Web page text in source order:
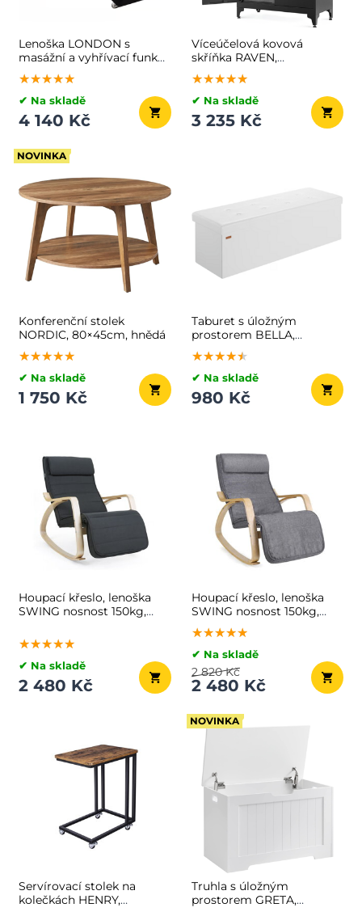
Lenoška LONDON s
masážní a vyhřívací funkcí,
186x55x89 cm, antracitová
★★★★★
★★★★★
★★★★★
✔ Na skladě
4 140 Kč
Víceúčelová kovová
skříňka RAVEN,
40x80x90cm, černá
★★★★★
★★★★★
★★★★★
✔ Na skladě
3 235 Kč
NOVINKA
Konferenční stolek
NORDIC, 80×45cm, hnědá
★★★★★
★★★★★
★★★★★
✔ Na skladě
1 750 Kč
Taburet s úložným
prostorem BELLA,
115x40x40cm, bílá
★★★★★
★★★★★
★★★★★
✔ Na skladě
980 Kč
Houpací křeslo, lenoška
SWING nosnost 150kg,
★★★★★
★★★★★
★★★★★
✔ Na skladě
2 480 Kč
Houpací křeslo, lenoška
SWING nosnost 150kg,
67x115x91cm, šedá
★★★★★
★★★★★
★★★★★
✔ Na skladě
2 480 Kč
2 820 Kč
Servírovací stolek na
kolečkách HENRY,
NOVINKA
Truhla s úložným
prostorem GRETA,